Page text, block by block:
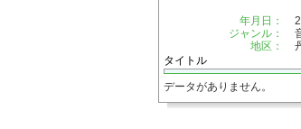
年月日：
ジャンル：
地区：
タイトル
データがありません。